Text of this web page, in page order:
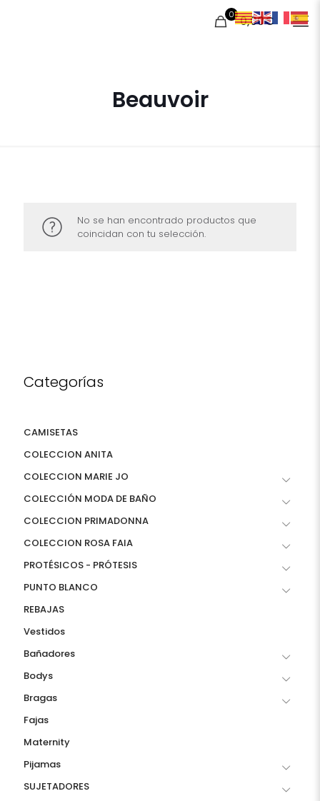
0 0,00€
Beauvoir
No se han encontrado productos que
coincidan con tu selección.
Categorías
CAMISETAS
COLECCION ANITA
COLECCION MARIE JO
COLECCIÓN MODA DE BAÑO
COLECCION PRIMADONNA
COLECCION ROSA FAIA
PROTÉSICOS - PRÓTESIS
PUNTO BLANCO
REBAJAS
Vestidos
Bañadores
Bodys
Bragas
Fajas
Maternity
Pijamas
SUJETADORES